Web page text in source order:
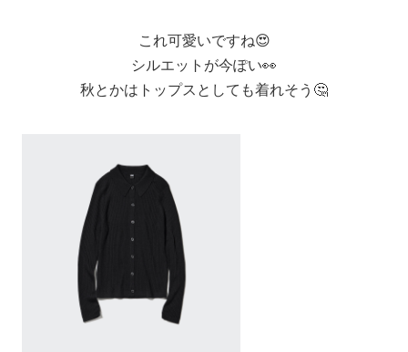
これ可愛いですね😍
シルエットが今ぽい👀
秋とかはトップスとしても着れそう🤔